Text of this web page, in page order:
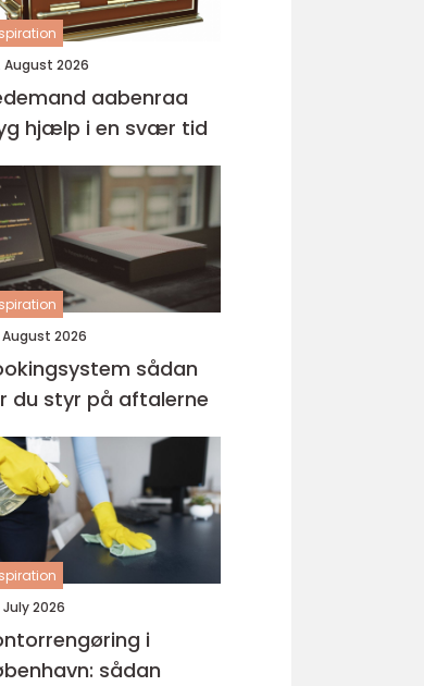
August 2026
aabenraa
hjælp i en svær tid
August 2026
sådan
du styr på aftalerne
2026
i
sådan